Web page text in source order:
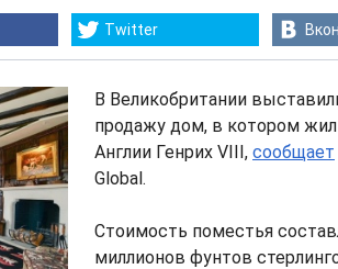
Twitter
В Великобритании
продажу дом, в котором жил
Англии Генрих VIII, сообщает
Global.
Стоимость поместья
миллионов фунтов